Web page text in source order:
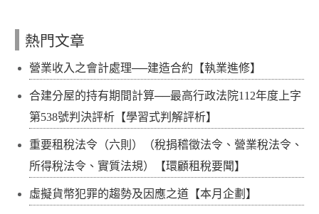
熱門文章
營業收入之會計處理──建造合約【執業進修】
合建分屋的持有期間計算──最高行政法院112年度上字
第538號判決評析【學習式判解評析】
重要租稅法令（六則）（稅捐稽徵法令、營業稅法令、
所得稅法令、實質法規）【環顧租稅要聞】
虛擬貨幣犯罪的趨勢及因應之道【本月企劃】